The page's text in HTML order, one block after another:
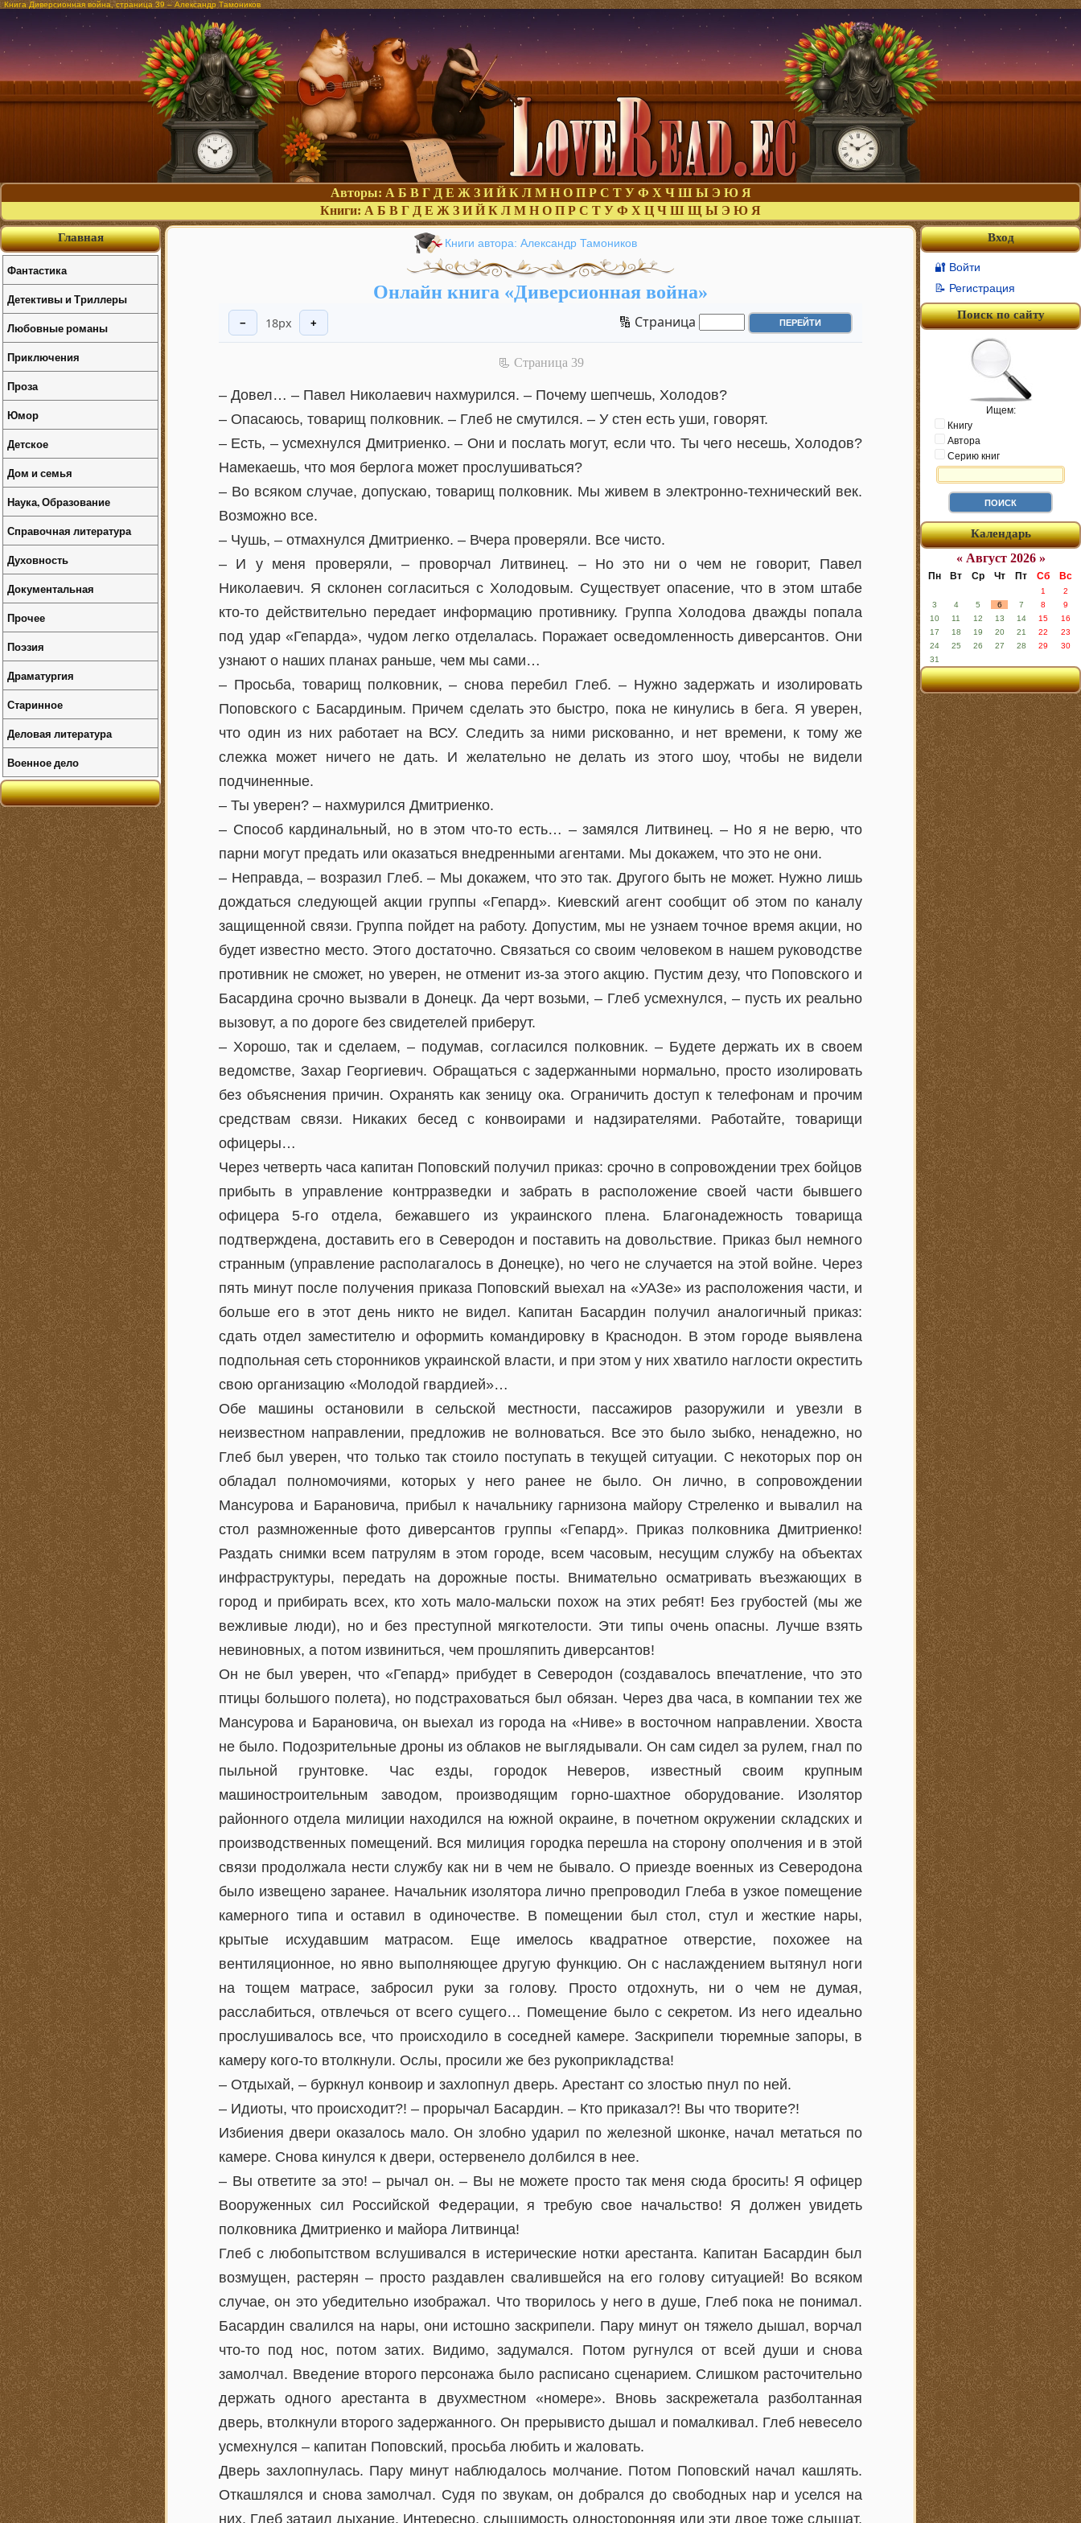
Книга Диверсионная война, страница 39 – Александр Тамоников
Авторы: А Б В Г Д Е Ж З И Й К Л М Н О П Р С Т У Ф Х Ч Ш Ы Э Ю Я
Книги: А Б В Г Д Е Ж З И Й К Л М Н О П Р С Т У Ф Х Ц Ч Ш Щ Ы Э Ю Я
Книги автора: Александр Тамоников
Онлайн книга «Диверсионная война»
− 18px + 🔢 Страница
📃 Cтраница 39
– Довел… – Павел Николаевич нахмурился. – Почему шепчешь, Холодов?
– Опасаюсь, товарищ полковник. – Глеб не смутился. – У стен есть уши, говорят.
– Есть, – усмехнулся Дмитриенко. – Они и послать могут, если что. Ты чего несешь, Холодов?
Намекаешь, что моя берлога может прослушиваться?
– Во всяком случае, допускаю, товарищ полковник. Мы живем в электронно-технический век.
Возможно все.
– Чушь, – отмахнулся Дмитриенко. – Вчера проверяли. Все чисто.
– И у меня проверяли, – проворчал Литвинец. – Но это ни о чем не говорит, Павел
Николаевич. Я склонен согласиться с Холодовым. Существует опасение, что в этом штабе
кто-то действительно передает информацию противнику. Группа Холодова дважды попала
под удар «Гепарда», чудом легко отделалась. Поражает осведомленность диверсантов. Они
узнают о наших планах раньше, чем мы сами…
– Просьба, товарищ полковник, – снова перебил Глеб. – Нужно задержать и изолировать
Поповского с Басардиным. Причем сделать это быстро, пока не кинулись в бега. Я уверен,
что один из них работает на ВСУ. Следить за ними рискованно, и нет времени, к тому же
слежка может ничего не дать. И желательно не делать из этого шоу, чтобы не видели
подчиненные.
– Ты уверен? – нахмурился Дмитриенко.
– Способ кардинальный, но в этом что-то есть… – замялся Литвинец. – Но я не верю, что
парни могут предать или оказаться внедренными агентами. Мы докажем, что это не они.
– Неправда, – возразил Глеб. – Мы докажем, что это так. Другого быть не может. Нужно лишь
дождаться следующей акции группы «Гепард». Киевский агент сообщит об этом по каналу
защищенной связи. Группа пойдет на работу. Допустим, мы не узнаем точное время акции, но
будет известно место. Этого достаточно. Связаться со своим человеком в нашем руководстве
противник не сможет, но уверен, не отменит из-за этого акцию. Пустим дезу, что Поповского и
Басардина срочно вызвали в Донецк. Да черт возьми, – Глеб усмехнулся, – пусть их реально
вызовут, а по дороге без свидетелей приберут.
– Хорошо, так и сделаем, – подумав, согласился полковник. – Будете держать их в своем
ведомстве, Захар Георгиевич. Обращаться с задержанными нормально, просто изолировать
без объяснения причин. Охранять как зеницу ока. Ограничить доступ к телефонам и прочим
средствам связи. Никаких бесед с конвоирами и надзирателями. Работайте, товарищи
офицеры…
Через четверть часа капитан Поповский получил приказ: срочно в сопровождении трех бойцов
прибыть в управление контрразведки и забрать в расположение своей части бывшего
офицера 5-го отдела, бежавшего из украинского плена. Благонадежность товарища
подтверждена, доставить его в Северодон и поставить на довольствие. Приказ был немного
странным (управление располагалось в Донецке), но чего не случается на этой войне. Через
пять минут после получения приказа Поповский выехал на «УАЗе» из расположения части, и
больше его в этот день никто не видел. Капитан Басардин получил аналогичный приказ:
сдать отдел заместителю и оформить командировку в Краснодон. В этом городе выявлена
подпольная сеть сторонников украинской власти, и при этом у них хватило наглости окрестить
свою организацию «Молодой гвардией»…
Обе машины остановили в сельской местности, пассажиров разоружили и увезли в
неизвестном направлении, предложив не волноваться. Все это было зыбко, ненадежно, но
Глеб был уверен, что только так стоило поступать в текущей ситуации. С некоторых пор он
обладал полномочиями, которых у него ранее не было. Он лично, в сопровождении
Мансурова и Барановича, прибыл к начальнику гарнизона майору Стреленко и вывалил на
стол размноженные фото диверсантов группы «Гепард». Приказ полковника Дмитриенко!
Раздать снимки всем патрулям в этом городе, всем часовым, несущим службу на объектах
инфраструктуры, передать на дорожные посты. Внимательно осматривать въезжающих в
город и прибирать всех, кто хоть мало-мальски похож на этих ребят! Без грубостей (мы же
вежливые люди), но и без преступной мягкотелости. Эти типы очень опасны. Лучше взять
невиновных, а потом извиниться, чем прошляпить диверсантов!
Он не был уверен, что «Гепард» прибудет в Северодон (создавалось впечатление, что это
птицы большого полета), но подстраховаться был обязан. Через два часа, в компании тех же
Мансурова и Барановича, он выехал из города на «Ниве» в восточном направлении. Хвоста
не было. Подозрительные дроны из облаков не выглядывали. Он сам сидел за рулем, гнал по
пыльной грунтовке. Час езды, городок Неверов, известный своим крупным
машиностроительным заводом, производящим горно-шахтное оборудование. Изолятор
районного отдела милиции находился на южной окраине, в почетном окружении складских и
производственных помещений. Вся милиция городка перешла на сторону ополчения и в этой
связи продолжала нести службу как ни в чем не бывало. О приезде военных из Северодона
было извещено заранее. Начальник изолятора лично препроводил Глеба в узкое помещение
камерного типа и оставил в одиночестве. В помещении был стол, стул и жесткие нары,
крытые исхудавшим матрасом. Еще имелось квадратное отверстие, похожее на
вентиляционное, но явно выполняющее другую функцию. Он с наслаждением вытянул ноги
на тощем матрасе, забросил руки за голову. Просто отдохнуть, ни о чем не думая,
расслабиться, отвлечься от всего сущего… Помещение было с секретом. Из него идеально
прослушивалось все, что происходило в соседней камере. Заскрипели тюремные запоры, в
камеру кого-то втолкнули. Ослы, просили же без рукоприкладства!
– Отдыхай, – буркнул конвоир и захлопнул дверь. Арестант со злостью пнул по ней.
– Идиоты, что происходит?! – прорычал Басардин. – Кто приказал?! Вы что творите?!
Избиения двери оказалось мало. Он злобно ударил по железной шконке, начал метаться по
камере. Снова кинулся к двери, остервенело долбился в нее.
– Вы ответите за это! – рычал он. – Вы не можете просто так меня сюда бросить! Я офицер
Вооруженных сил Российской Федерации, я требую свое начальство! Я должен увидеть
полковника Дмитриенко и майора Литвинца!
Глеб с любопытством вслушивался в истерические нотки арестанта. Капитан Басардин был
возмущен, растерян – просто раздавлен свалившейся на его голову ситуацией! Во всяком
случае, он это убедительно изображал. Что творилось у него в душе, Глеб пока не понимал.
Басардин свалился на нары, они истошно заскрипели. Пару минут он тяжело дышал, ворчал
что-то под нос, потом затих. Видимо, задумался. Потом ругнулся от всей души и снова
замолчал. Введение второго персонажа было расписано сценарием. Слишком расточительно
держать одного арестанта в двухместном «номере». Вновь заскрежетала разболтанная
дверь, втолкнули второго задержанного. Он прерывисто дышал и помалкивал. Глеб невесело
усмехнулся – капитан Поповский, просьба любить и жаловать.
Дверь захлопнулась. Пару минут наблюдалось молчание. Потом Поповский начал кашлять.
Откашлялся и снова замолчал. Судя по звукам, он добрался до свободных нар и уселся на
них. Глеб затаил дыхание. Интересно, слышимость односторонняя или эти двое тоже слышат,
Вход
🔐 Войти
📝 Регистрация
Поиск по сайту
Ищем:
Книгу
Автора
Серию книг
Календарь
« Август 2026 »
Пн Вт Ср Чт Пт Сб Вс
1
2
3
4 5 6 7 8
9
10
11 12 13 14 15
16
17
18 19 20 21 22
23
24
25 26 27 28 29
30
31
Главная
Фантастика
Детективы и Триллеры
Любовные романы
Приключения
Проза
Юмор
Детское
Дом и семья
Наука, Образование
Справочная литература
Духовность
Документальная
Прочее
Поэзия
Драматургия
Старинное
Деловая литература
Военное дело